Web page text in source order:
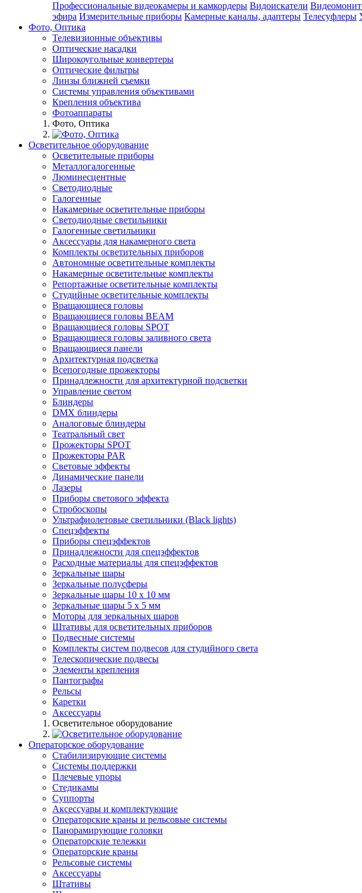
Профессиональные видеокамеры и камкордеры Видоискатели
эфира Измерительные приборы Камерные каналы, адаптеры Телесуфлеры
Фото, Оптика
Телевизионные объективы
Оптические насадки
Широкоугольные конвертеры
Оптические фильтры
Линзы ближней съемки
Системы управления объективами
Крепления объектива
Фотоаппараты
Фото, Оптика
Осветительное оборудование
Осветительные приборы
Металлогалогенные
Люминесцентные
Светодиодные
Галогенные
Накамерные осветительные приборы
Светодиодные светильники
Галогенные светильники
Аксессуары для накамерного света
Комплекты осветительных приборов
Автономные осветительные комплекты
Накамерные осветительные комплекты
Репортажные осветительные комплекты
Студийные осветительные комплекты
Вращающиеся головы
Вращающиеся головы BEAM
Вращающиеся головы SPOT
Вращающиеся головы заливного света
Вращающиеся панели
Архитектурная подсветка
Всепогодные прожекторы
Принадлежности для архитектурной подсветки
Управление светом
Блиндеры
DMX блиндеры
Аналоговые блиндеры
Театральный свет
Прожекторы SPOT
Прожекторы PAR
Световые эффекты
Динамические панели
Лазеры
Приборы светового эффекта
Стробоскопы
Ультрафиолетовые светильники (Black lights)
Спецэффекты
Приборы спецэффектов
Принадлежности для спецэффектов
Расходные материалы для спецэффектов
Зеркальные шары
Зеркальные полусферы
Зеркальные шары 10 х 10 мм
Зеркальные шары 5 х 5 мм
Моторы для зеркальных шаров
Штативы для осветительных приборов
Подвесные системы
Комплекты систем подвесов для студийного света
Телескопические подвесы
Элементы крепления
Пантографы
Рельсы
Каретки
Аксессуары
Осветительное оборудование
Операторское оборудование
Стабилизирующие системы
Системы поддержки
Плечевые упоры
Стедикамы
Суппорты
Аксессуары и комплектующие
Операторские краны и рельсовые системы
Панорамирующие головки
Операторские тележки
Операторские краны
Рельсовые системы
Аксессуары
Штативы